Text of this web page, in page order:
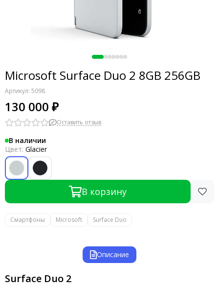
Microsoft Surface Duo 2 8GB 256GB
Артикул: 5098
130 000 ₽
Оставить отзыв
В наличии
Цвет: Glacier
В корзину
Смартфоны Microsoft Surface Duo
Описание
Surface Duo 2